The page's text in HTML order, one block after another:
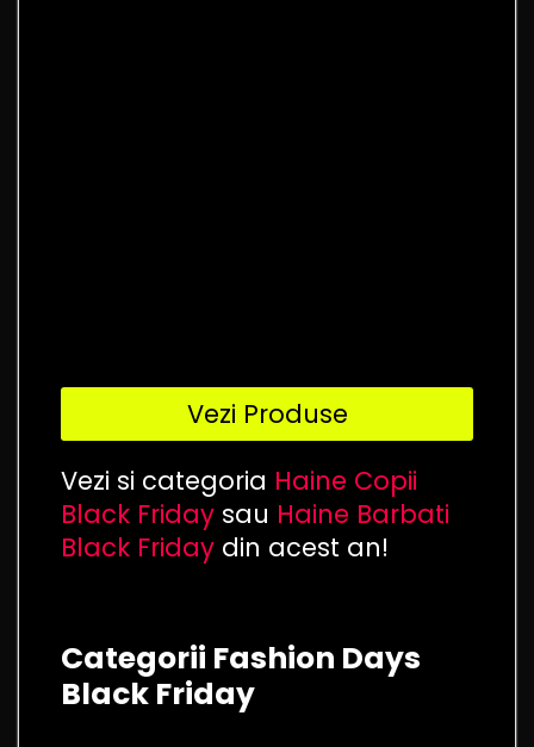
Vezi Produse
Vezi si categoria Haine Copii
Black Friday sau Haine Barbati
Black Friday din acest an!
Categorii Fashion Days
Black Friday